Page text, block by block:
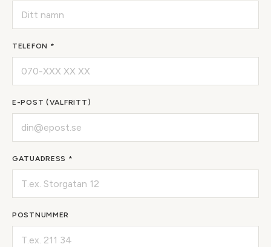
TELEFON *
E-POST (VALFRITT)
GATUADRESS *
POSTNUMMER